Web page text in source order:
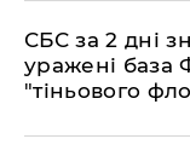
​СБС за 2 дні
уражені база
"тіньового